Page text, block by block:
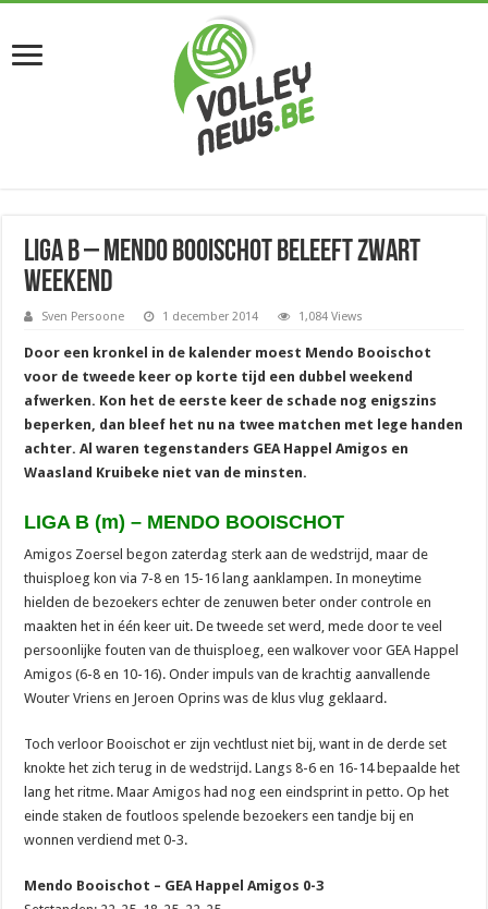
LIGA B – Mendo Booischot beleeft zwart
weekend
Sven Persoone 1 december 2014 1,084 Views
Door een kronkel in de kalender moest Mendo Booischot
voor de tweede keer op korte tijd een dubbel weekend
afwerken. Kon het de eerste keer de schade nog enigszins
beperken, dan bleef het nu na twee matchen met lege handen
achter. Al waren tegenstanders GEA Happel Amigos en
Waasland Kruibeke niet van de minsten.
LIGA B (m) – MENDO BOOISCHOT
Amigos Zoersel begon zaterdag sterk aan de wedstrijd, maar de
thuisploeg kon via 7-8 en 15-16 lang aanklampen. In moneytime
hielden de bezoekers echter de zenuwen beter onder controle en
maakten het in één keer uit. De tweede set werd, mede door te veel
persoonlijke fouten van de thuisploeg, een walkover voor GEA Happel
Amigos (6-8 en 10-16). Onder impuls van de krachtig aanvallende
Wouter Vriens en Jeroen Oprins was de klus vlug geklaard.
Toch verloor Booischot er zijn vechtlust niet bij, want in de derde set
knokte het zich terug in de wedstrijd. Langs 8-6 en 16-14 bepaalde het
lang het ritme. Maar Amigos had nog een eindsprint in petto. Op het
einde staken de foutloos spelende bezoekers een tandje bij en
wonnen verdiend met 0-3.
Mendo Booischot – GEA Happel Amigos 0-3